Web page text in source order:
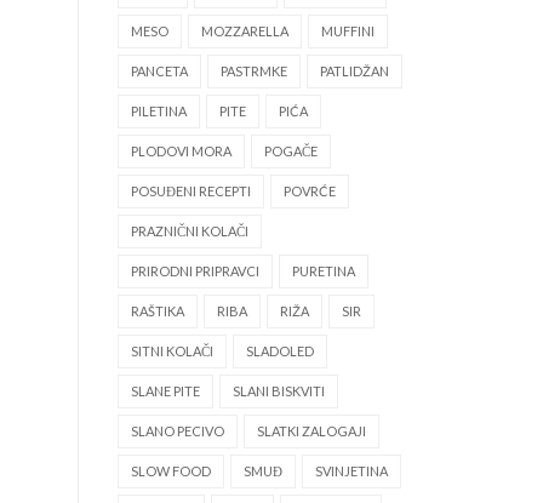
MESO MOZZARELLA MUFFINI
PANCETA PASTRMKE PATLIDŽAN
PILETINA PITE PIĆA
PLODOVI MORA POGAČE
POSUĐENI RECEPTI POVRĆE
PRAZNIČNI KOLAČI
PRIRODNI PRIPRAVCI PURETINA
RAŠTIKA RIBA RIŽA SIR
SITNI KOLAČI SLADOLED
SLANE PITE SLANI BISKVITI
SLANO PECIVO SLATKI ZALOGAJI
SLOW FOOD SMUĐ SVINJETINA